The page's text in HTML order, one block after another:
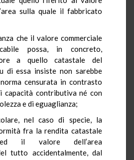
sulla quale il fabbricato
che il valore commerciale
possa, in concreto,
a quello catastale del
di essa insiste non sarebbe
censurata in contrasto
capacità contributiva né con
e di eguaglianza;
nel caso di specie, la
fra la rendita catastale
ed il valore dell’area
tutto accidentalmente, dal